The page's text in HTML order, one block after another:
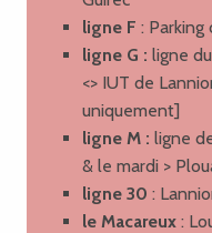
ligne F : Parking
ligne G : ligne
<> IUT de
uniquement]
ligne M : ligne
& le mardi >
ligne 30 :
le Macareux :